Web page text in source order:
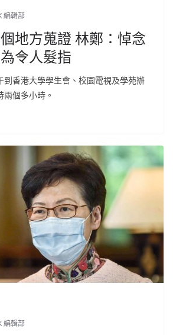
編輯部
地方蒐證 林鄭：悼念
令人髮指
到香港大學學生會、校園電視及學苑辦
個多小時。
編輯部